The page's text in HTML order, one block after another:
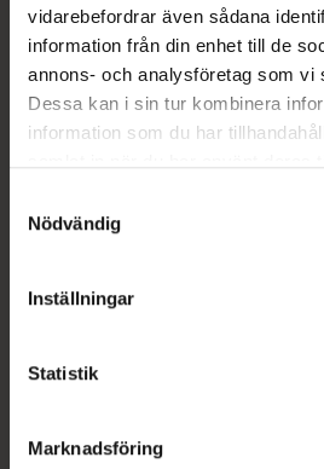
vidarebefordrar även sådana
information från din enhet till de
annons- och analysföretag som vi
Dessa kan i sin tur kombinera
information som du har
återkalla ditt samtycke via
cookieinställningar. Ett återkallat
lagligheten av behandling som
Nödvändig
Inställningar
Statistik
Marknadsföring
Snabbverkande Brun-utan-
ger en naturligt solbrun
applicera.
Jämförpris 2495 kr/l
Kategorier:
Hudvård
Omdömen
Innehåll